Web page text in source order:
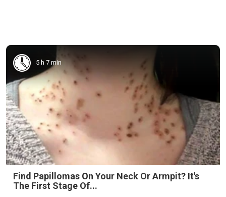
5 h 7 min
Find Papillomas On Your Neck Or Armpit? It's
The First Stage Of...